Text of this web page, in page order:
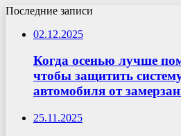
Последние записи
02.12.2025
Когда осенью лучше
чтобы защитить
автомобиля от
25.11.2025